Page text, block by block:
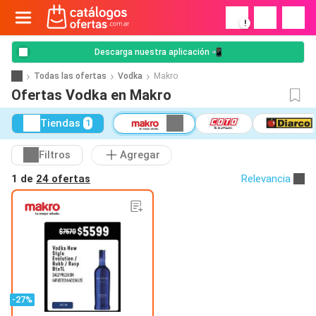
!
Descarga nuestra aplicación 📲
Todas las ofertas Vodka Makro
Ofertas Vodka en Makro
Tiendas 1
Filtros
Agregar
1 de 24 ofertas Relevancia
-27%